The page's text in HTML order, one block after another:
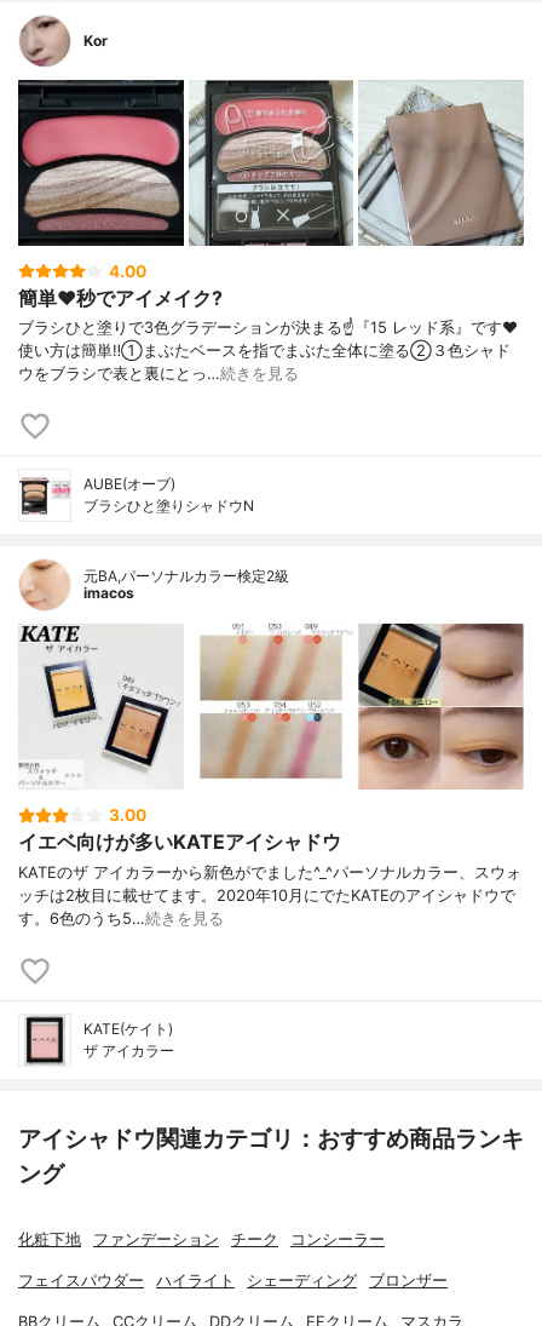
Kor
4.00
簡単❤️秒でアイメイク?
ブラシひと塗りで3色グラデーションが決まる☝️『15 レッド系』です❤️
使い方は簡単‼️①まぶたベースを指でまぶた全体に塗る②３色シャド
ウをブラシで表と裏にとっ…続きを見る
AUBE(オーブ)
ブラシひと塗りシャドウN
元BA,パーソナルカラー検定2級
imacos
3.00
イエベ向けが多いKATEアイシャドウ
KATEのザ アイカラーから新色がでました^_^パーソナルカラー、スウォ
ッチは2枚目に載せてます。2020年10月にでたKATEのアイシャドウで
す。6色のうち5…続きを見る
KATE(ケイト)
ザ アイカラー
アイシャドウ関連カテゴリ：おすすめ商品ランキ
ング
化粧下地 ファンデーション チーク コンシーラー
フェイスパウダー ハイライト シェーディング ブロンザー
BBクリーム CCクリーム DDクリーム EEクリーム マスカラ